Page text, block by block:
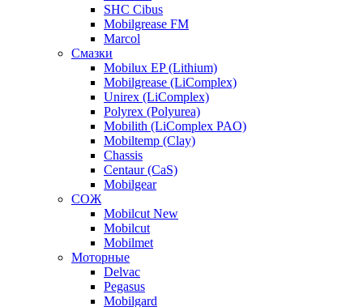
SHC Cibus
Mobilgrease FM
Marcol
Смазки
Mobilux EP (Lithium)
Mobilgrease (LiComplex)
Unirex (LiComplex)
Polyrex (Polyurea)
Mobilith (LiComplex PAO)
Mobiltemp (Clay)
Chassis
Centaur (CaS)
Mobilgear
СОЖ
Mobilcut New
Mobilcut
Mobilmet
Моторные
Delvac
Pegasus
Mobilgard